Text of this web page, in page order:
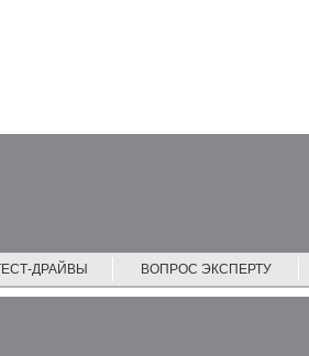
ДРАЙВЫ ВОПРОС ЭКСПЕРТУ